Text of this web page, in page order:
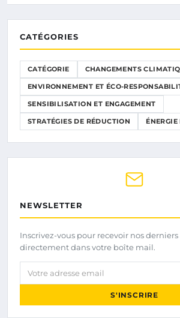
CATÉGORIES
CATÉGORIE CHANGEMENTS
ENVIRONNEMENT ET ÉCO-
SENSIBILISATION ET ENGAGEMENT
STRATÉGIES DE RÉDUCTION
NEWSLETTER
Inscrivez-vous pour recevoir nos
directement dans votre boîte mail.
Votre adresse email
S'INSCRIRE